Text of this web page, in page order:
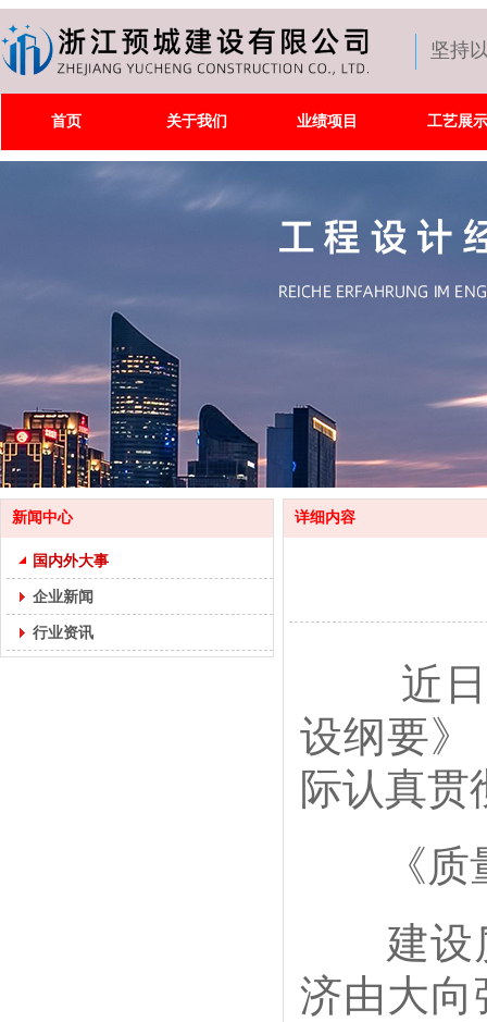
坚持
首页 关于我们 业绩项目 工艺展示
新闻中心
国内外大事
企业新闻
行业资讯
详细内容
近日，
设纲要》
际认真贯
《质量
建设质
济由大向